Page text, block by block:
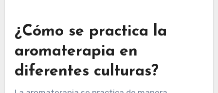
general, reducir la ansiedad y mejorar la calidad
del sueño. Varias prácticas culturales incorporan
la aromaterapia, enfatizando su enfoque
holístico hacia la salud y el bienestar.